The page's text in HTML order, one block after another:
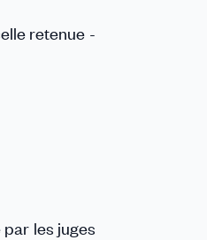
retenue -
les juges